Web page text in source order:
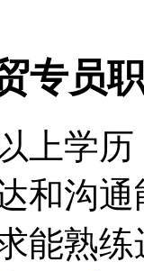
专员
上学
和沟
能熟